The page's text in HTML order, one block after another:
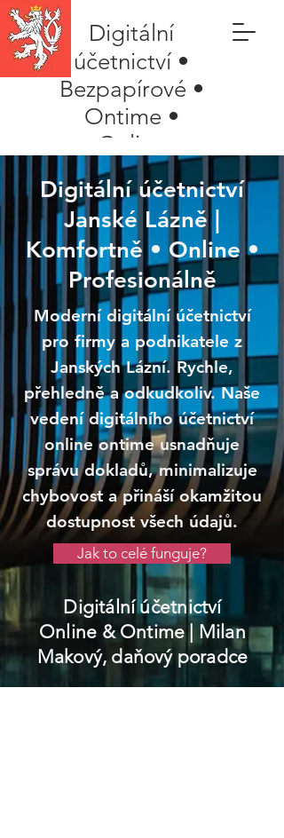
Digitální
účetnictví •
Bezpapírové •
Ontime •
Online
Digitální účetnictví
Janské Lázně |
Komfortně • Online •
Profesionálně
Moderní digitální účetnictví
pro firmy a podnikatele z
Janských Lázní. Rychle,
přehledně a odkudkoliv. Naše
vedení digitálního účetnictví
online ontime usnadňuje
správu dokladů, minimalizuje
chybovost a přináší okamžitou
dostupnost všech údajů.
Jak to celé funguje?
Digitální účetnictví
Online & Ontime| Milan
Makový, daňový poradce